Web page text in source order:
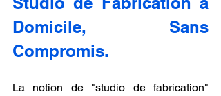
Domicile, Sans
Compromis.
La notion de "studio de fabrication"